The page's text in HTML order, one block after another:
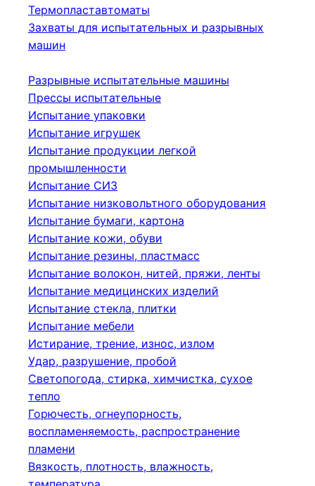
Термопластавтоматы
Захваты для испытательных и разрывных
машин
Разрывные испытательные машины
Прессы испытательные
Испытание упаковки
Испытание игрушек
Испытание продукции легкой
промышленности
Испытание СИЗ
Испытание низковольтного оборудования
Испытание бумаги, картона
Испытание кожи, обуви
Испытание резины, пластмасс
Испытание волокон, нитей, пряжи, ленты
Испытание медицинских изделий
Испытание стекла, плитки
Испытание мебели
Истирание, трение, износ, излом
Удар, разрушение, пробой
Светопогода, стирка, химчистка, сухое
тепло
Горючесть, огнеупорность,
воспламеняемость, распространение
пламени
Вязкость, плотность, влажность,